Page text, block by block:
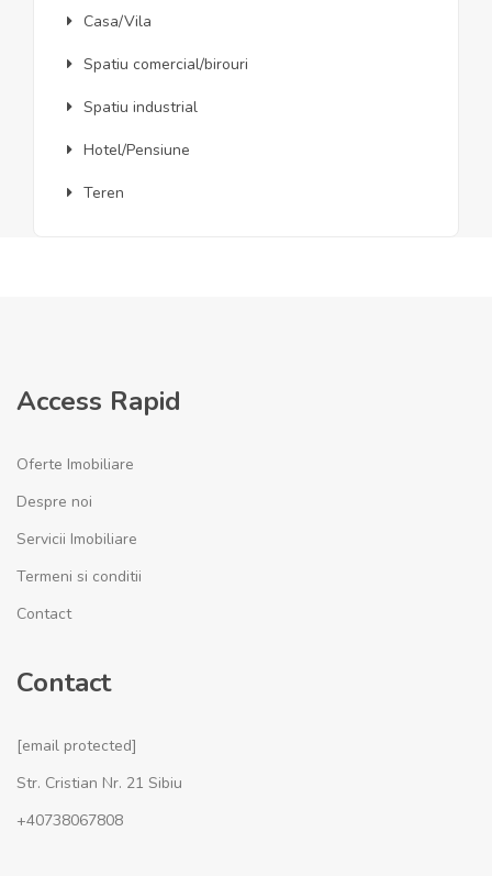
Casa/Vila
Spatiu comercial/birouri
Spatiu industrial
Hotel/Pensiune
Teren
Access Rapid
Oferte Imobiliare
Despre noi
Servicii Imobiliare
Termeni si conditii
Contact
Contact
[email protected]
Str. Cristian Nr. 21 Sibiu
+40738067808